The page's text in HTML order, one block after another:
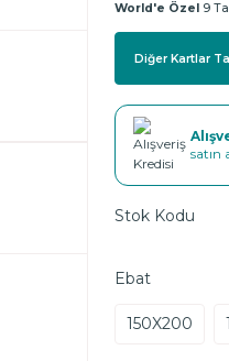
World'e Özel 9
Diğer Kartlar
satın
Stok Kodu
Ebat
150X200